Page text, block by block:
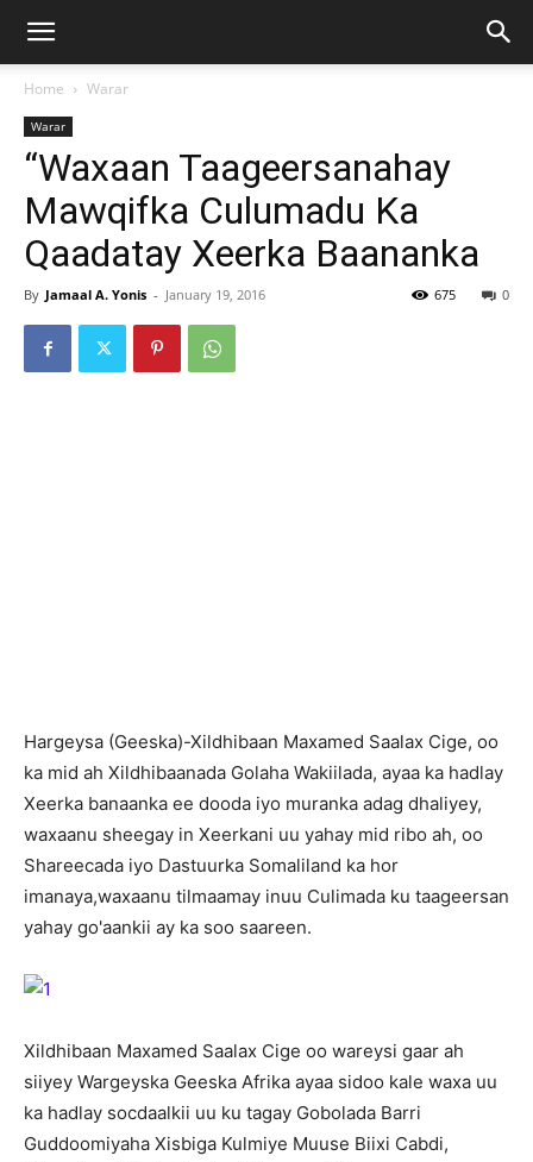
Home Warar
Warar
“Waxaan Taageersanahay
Mawqifka Culumadu Ka
Qaadatay Xeerka Baananka
By Jamaal A. Yonis - January 19, 2016 0
675
Hargeysa (Geeska)-Xildhibaan Maxamed Saalax Cige, oo
ka mid ah Xildhibaanada Golaha Wakiilada, ayaa ka hadlay
Xeerka banaanka ee dooda iyo muranka adag dhaliyey,
waxaanu sheegay in Xeerkani uu yahay mid ribo ah, oo
Shareecada iyo Dastuurka Somaliland ka hor
imanaya,waxaanu tilmaamay inuu Culimada ku taageersan
yahay go'aankii ay ka soo saareen.
Xildhibaan Maxamed Saalax Cige oo wareysi gaar ah
siiyey Wargeyska Geeska Afrika ayaa sidoo kale waxa uu
ka hadlay socdaalkii uu ku tagay Gobolada Barri
Guddoomiyaha Xisbiga Kulmiye Muuse Biixi Cabdi,